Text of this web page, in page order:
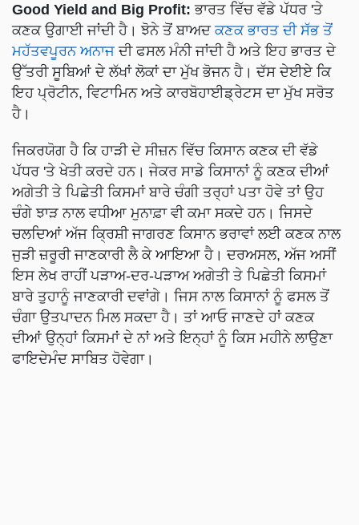
Good Yield and Big Profit: ਭਾਰਤ ਵਿੱਚ ਵੱਡੇ ਪੱਧਰ 'ਤੇ
ਕਣਕ ਉਗਾਈ ਜਾਂਦੀ ਹੈ। ਝੋਨੇ ਤੋਂ ਬਾਅਦ ਕਣਕ ਭਾਰਤ ਦੀ ਸੱਭ ਤੋਂ
ਮਹੱਤਵਪੂਰਨ ਅਨਾਜ ਦੀ ਫਸਲ ਮੰਨੀ ਜਾਂਦੀ ਹੈ ਅਤੇ ਇਹ ਭਾਰਤ ਦੇ
ਉੱਤਰੀ ਸੂਬਿਆਂ ਦੇ ਲੱਖਾਂ ਲੋਕਾਂ ਦਾ ਮੁੱਖ ਭੋਜਨ ਹੈ। ਦੱਸ ਦੇਈਏ ਕਿ
ਇਹ ਪ੍ਰੋਟੀਨ, ਵਿਟਾਮਿਨ ਅਤੇ ਕਾਰਬੋਹਾਈਡ੍ਰੇਟਸ ਦਾ ਮੁੱਖ ਸਰੋਤ
ਹੈ।
ਜਿਕਰਯੋਗ ਹੈ ਕਿ ਹਾੜੀ ਦੇ ਸੀਜ਼ਨ ਵਿੱਚ ਕਿਸਾਨ ਕਣਕ ਦੀ ਵੱਡੇ
ਪੱਧਰ 'ਤੇ ਖੇਤੀ ਕਰਦੇ ਹਨ। ਜੇਕਰ ਸਾਡੇ ਕਿਸਾਨਾਂ ਨੂੰ ਕਣਕ ਦੀਆਂ
ਅਗੇਤੀ ਤੇ ਪਿਛੇਤੀ ਕਿਸਮਾਂ ਬਾਰੇ ਚੰਗੀ ਤਰ੍ਹਾਂ ਪਤਾ ਹੋਵੇ ਤਾਂ ਉਹ
ਚੰਗੇ ਝਾੜ ਨਾਲ ਵਧੀਆ ਮੁਨਾਫ਼ਾ ਵੀ ਕਮਾ ਸਕਦੇ ਹਨ। ਜਿਸਦੇ
ਚਲਦਿਆਂ ਅੱਜ ਕ੍ਰਿਸ਼ੀ ਜਾਗਰਣ ਕਿਸਾਨ ਭਰਾਵਾਂ ਲਈ ਕਣਕ ਨਾਲ
ਜੁੜੀ ਜ਼ਰੂਰੀ ਜਾਣਕਾਰੀ ਲੈ ਕੇ ਆਇਆ ਹੈ। ਦਰਅਸਲ, ਅੱਜ ਅਸੀਂ
ਇਸ ਲੇਖ ਰਾਹੀਂ ਪੜਾਅ-ਦਰ-ਪੜਾਅ ਅਗੇਤੀ ਤੇ ਪਿਛੇਤੀ ਕਿਸਮਾਂ
ਬਾਰੇ ਤੁਹਾਨੂੰ ਜਾਣਕਾਰੀ ਦਵਾਂਗੇ। ਜਿਸ ਨਾਲ ਕਿਸਾਨਾਂ ਨੂੰ ਫਸਲ ਤੋਂ
ਚੰਗਾ ਉਤਪਾਦਨ ਮਿਲ ਸਕਦਾ ਹੈ। ਤਾਂ ਆਓ ਜਾਣਦੇ ਹਾਂ ਕਣਕ
ਦੀਆਂ ਉਨ੍ਹਾਂ ਕਿਸਮਾਂ ਦੇ ਨਾਂ ਅਤੇ ਇਨ੍ਹਾਂ ਨੂੰ ਕਿਸ ਮਹੀਨੇ ਲਾਉਣਾ
ਫਾਇਦੇਮੰਦ ਸਾਬਿਤ ਹੋਵੇਗਾ।